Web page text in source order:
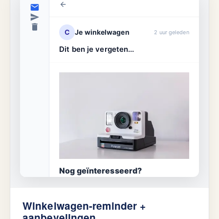
C Je winkelwagen 2 uur geleden
Dit ben je vergeten...
Nog geïnteresseerd?
Winkelwagen herstellen
Winkelwagen-reminder +